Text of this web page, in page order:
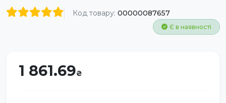
Код товару: 00000087657
Є в наявності
1 861.69